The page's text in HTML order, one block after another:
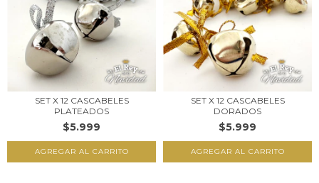
SET X 12 CASCABELES
PLATEADOS
$5.999
SET X 12 CASCABELES
DORADOS
$5.999